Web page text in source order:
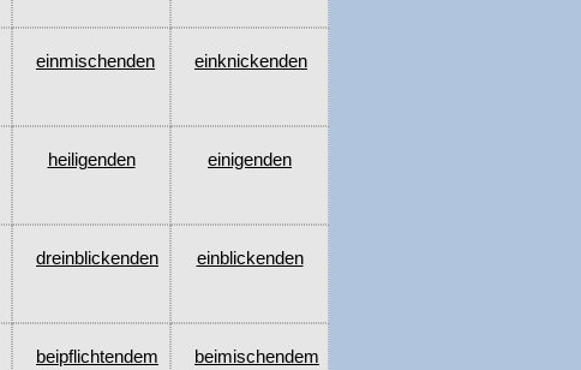
einmischenden einknickenden
heiligenden einigenden
dreinblickenden einblickenden
beipflichtendem beimischendem